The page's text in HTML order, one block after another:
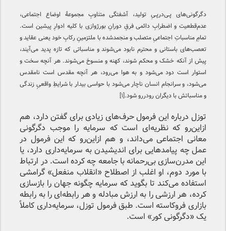
دگرگونی‌های پـی‌درپـیِ تولید، آشفتگی متناوبِ مجموعهٔ اوضاع اجتماعی،
عدم‌قطعیت و اضطرابِ دائمی فرقِ دورانِ بورژوازی با کلیه ادوارِ پیشین است.
تمامِ مناسباتِ اجتماعیِ متصلب و منجمدشده با ملتزمینِ رکابِ خود یعنی عقاید و
تعصب‌های باستانی و محترم نابود می‌شوند و مناسباتی که تازه پدید می‌آیند،
پیش از آنکه خشک و محکم شوند، کهنه و منسوخ می‌شوند. هر آنچه سخت و
استوار است دود می‌شود و به هوا می‌رود، هر آنچه مقدس است نامقدس
می‌شود، و سرانجام انسان ناچار می‌شود با حواسی بیدار با شرایطِ واقعیِ زندگی
و مناسباتش با دیگران رودررو شود.[۱]
توزل درباره این فرمول حرف‌های زیادی برای گفتن دارد، هم
از‌این‌رو که نظریه‌ای است که سرمایه را موجب دگرگونی
معانی اجتماعی می‌داند، و هم از‌این‌رو که این فرمول در
عمل چه پیامدهایی برای اندیشیدن به سرمایه‌داری دارد، یا
این مدرن‌سازی بی‌رحمانه با جامعه چه کرده است. در ارتباط
با مورد دوم، او اغلب از اصطلاح «انقلاب منفعل» گرامشی
استفاده می‌کند تا بگوید که سرمایه چگونه جهان را بازسازی
کرده، هر ارزشی را به ارزش مبادله و هر رابطه‌ای را به رابطه
بازاری فروکاسته است. طبق فرمول توزل، سرمایه‌داری کاملاً
یک «دگرگونی کور» است.